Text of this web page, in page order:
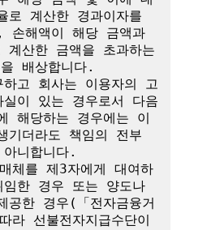
로 계산한 경과이자를
손해액이 해당 금액과
계산한 금액을 초과하는
배상합니다.
고 회사는 이용자의 고
이 있는 경우로서 다음
해당하는 경우에는 이
기더라도 책임의 전부
니합니다.
체를 제3자에게 대여하
한 경우 또는 양도나
공한 경우(「전자금융거
라 선불전자지급수단이